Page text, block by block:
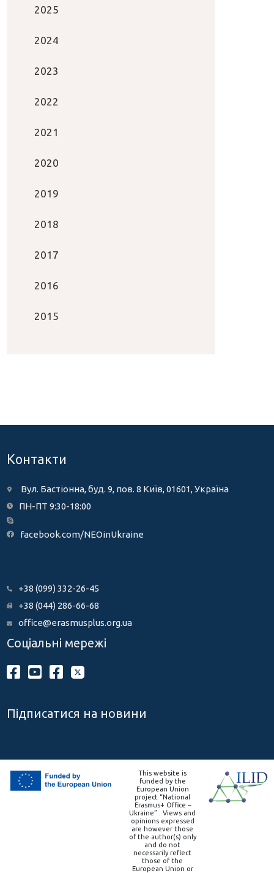
2025
2024
2023
2022
2021
2020
2019
2018
2017
2016
2015
Контакти
Вул. Бастіонна, буд. 9, пов. 8 Київ, 01601, Україна
ПН-ПТ 9:30-18:00
facebook.com/NEOinUkraine
+38 (099) 332-26-45
+38 (044) 286-66-68
office@erasmusplus.org.ua
Соціальні мережі
Підписатися на новини
This website is
funded by the
European Union
project “National
Erasmus+ Office –
Ukraine” . Views and
opinions expressed
are however those
of the author(s) only
and do not
necessarily reflect
those of the
European Union or